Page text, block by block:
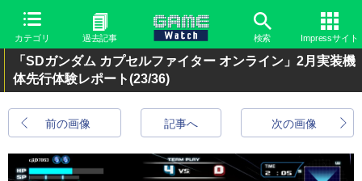
カテゴリ 過去記事 検索 Impressサイト
「SDガンダム カプセルファイター オンライン」2月実装機
体先行体験レポート(23/36)
前の画像 次の画像
記事へ